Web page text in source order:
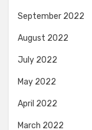
September 2022
August 2022
July 2022
May 2022
April 2022
March 2022